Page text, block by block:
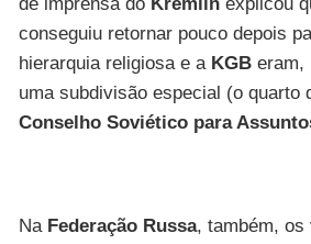
conseguiu retornar pouco depois
hierarquia religiosa e a KGBeram,
uma subdivisão especial (o quarto
Conselho Soviético para
Na Federação Russa, também, os